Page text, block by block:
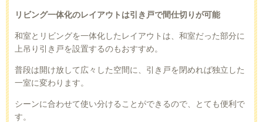
リビング一体化のレイアウトは引き戸で間仕切りが可能
和室とリビングを一体化したレイアウトは、和室だった部分に
上吊り引き戸を設置するのもおすすめ。
普段は開け放して広々した空間に、引き戸を閉めれば独立した
一室に変わります。
シーンに合わせて使い分けることができるので、とても便利で
す。